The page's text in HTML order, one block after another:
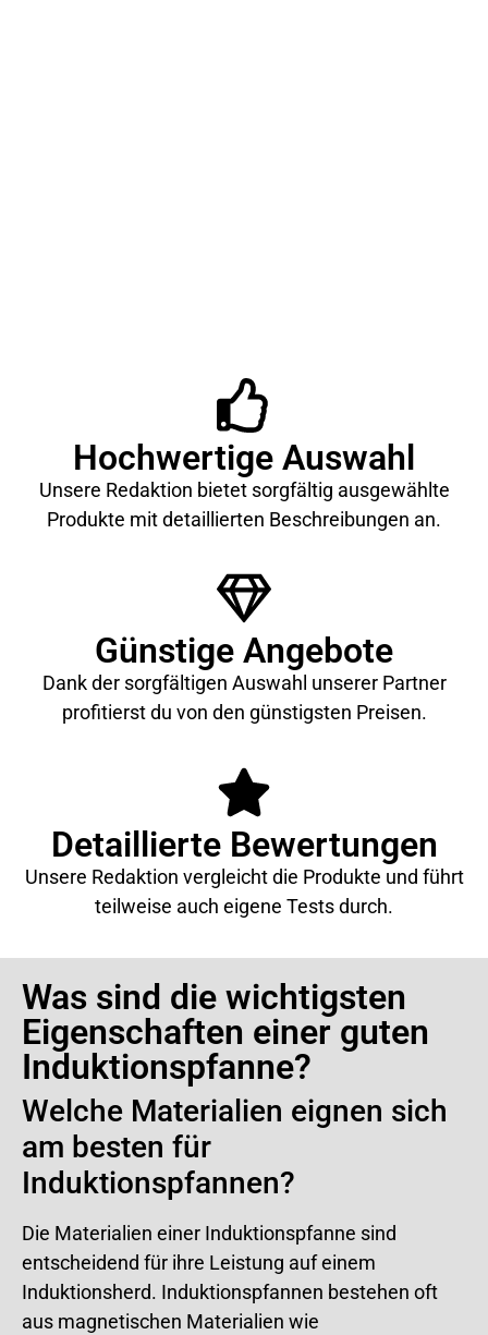
Hochwertige Auswahl
Unsere Redaktion bietet sorgfältig ausgewählte
Produkte mit detaillierten Beschreibungen an.
Günstige Angebote
Dank der sorgfältigen Auswahl unserer Partner
profitierst du von den günstigsten Preisen.
Detaillierte Bewertungen
Unsere Redaktion vergleicht die Produkte und führt
teilweise auch eigene Tests durch.
Was sind die wichtigsten
Eigenschaften einer guten
Induktionspfanne?
Welche Materialien eignen sich
am besten für
Induktionspfannen?
Die Materialien einer Induktionspfanne sind
entscheidend für ihre Leistung auf einem
Induktionsherd. Induktionspfannen bestehen oft
aus magnetischen Materialien wie